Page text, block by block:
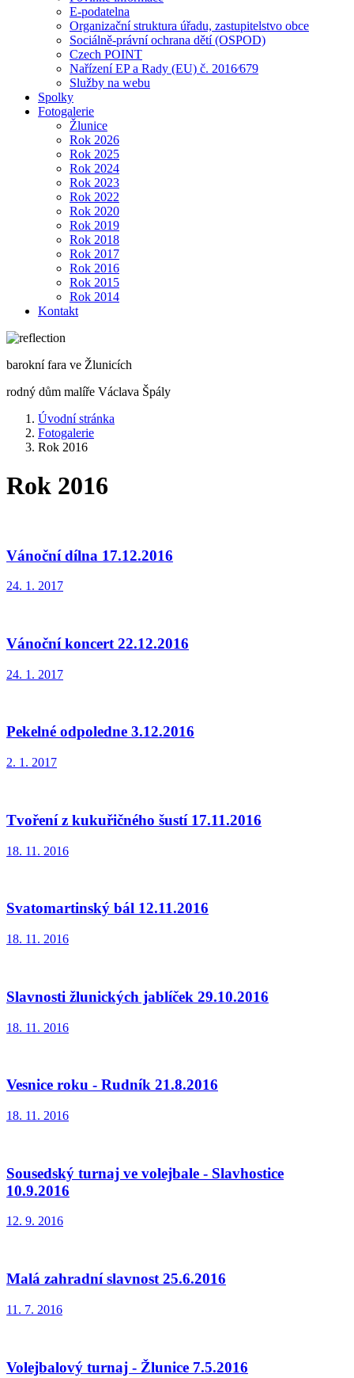
E-podatelna
Organizační struktura úřadu, zastupitelstvo obce
Sociálně-právní ochrana dětí (OSPOD)
Czech POINT
Nařízení EP a Rady (EU) č. 2016⁄679
Služby na webu
Spolky
Fotogalerie
Žlunice
Rok 2026
Rok 2025
Rok 2024
Rok 2023
Rok 2022
Rok 2020
Rok 2019
Rok 2018
Rok 2017
Rok 2016
Rok 2015
Rok 2014
Kontakt
barokní fara ve Žlunicích
rodný dům malíře Václava Špály
Úvodní stránka
Fotogalerie
Rok 2016
Rok 2016
Vánoční dílna 17.12.2016
24. 1. 2017
Vánoční koncert 22.12.2016
24. 1. 2017
Pekelné odpoledne 3.12.2016
2. 1. 2017
Tvoření z kukuřičného šustí 17.11.2016
18. 11. 2016
Svatomartinský bál 12.11.2016
18. 11. 2016
Slavnosti žlunických jablíček 29.10.2016
18. 11. 2016
Vesnice roku - Rudník 21.8.2016
18. 11. 2016
Sousedský turnaj ve volejbale - Slavhostice
10.9.2016
12. 9. 2016
Malá zahradní slavnost 25.6.2016
11. 7. 2016
Volejbalový turnaj - Žlunice 7.5.2016